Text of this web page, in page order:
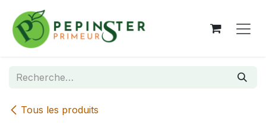
Se rendre au contenu
Tous les produits